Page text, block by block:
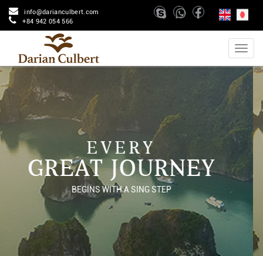
info@darianculbert.com
+84 942 054 566
EVERY
GREAT JOURNEY
BEGINS WITH A SING STEP